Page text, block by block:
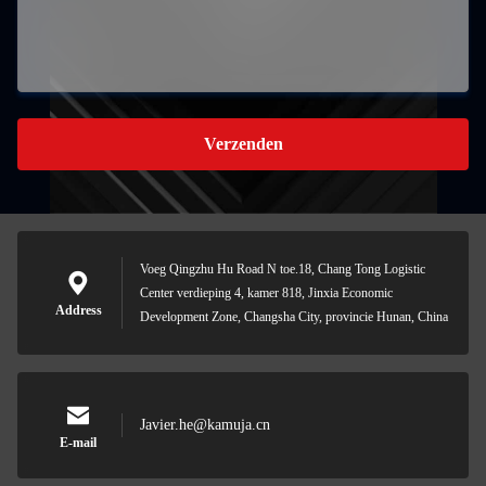
Verzenden
Address
Voeg Qingzhu Hu Road N toe.18, Chang Tong Logistic
Center verdieping 4, kamer 818, Jinxia Economic
Development Zone, Changsha City, provincie Hunan, China
E-mail
Javier.he@kamuja.cn